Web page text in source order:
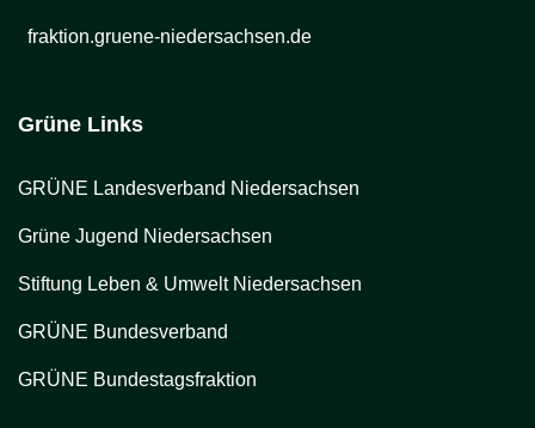
fraktion.gruene-niedersachsen.de
Grüne Links
GRÜNE Landesverband Niedersachsen
Grüne Jugend Niedersachsen
Stiftung Leben & Umwelt Niedersachsen
GRÜNE Bundesverband
GRÜNE Bundestagsfraktion